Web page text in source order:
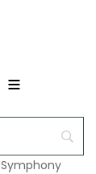
≡
Symphony